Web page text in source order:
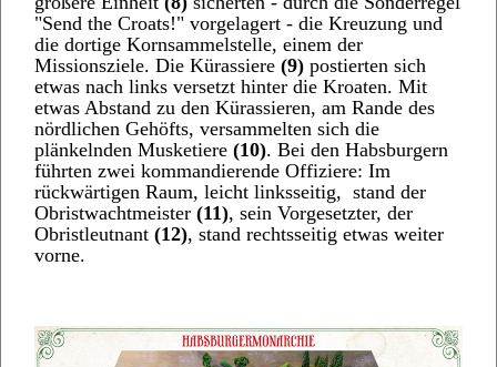
"Send the Croats!" vorgelagert - die Kreuzung und
die dortige Kornsammelstelle, einem der
Missionsziele. Die Kürassiere (9) postierten sich
etwas nach links versetzt hinter die Kroaten. Mit
etwas Abstand zu den Kürassieren, am Rande des
nördlichen Gehöfts, versammelten sich die
plänkelnden Musketiere (10). Bei den Habsburgern
führten zwei kommandierende Offiziere: Im
rückwärtigen Raum, leicht linksseitig, stand der
Obristwachtmeister (11), sein Vorgesetzter, der
Obristleutnant (12), stand rechtsseitig etwas weiter
vorne.